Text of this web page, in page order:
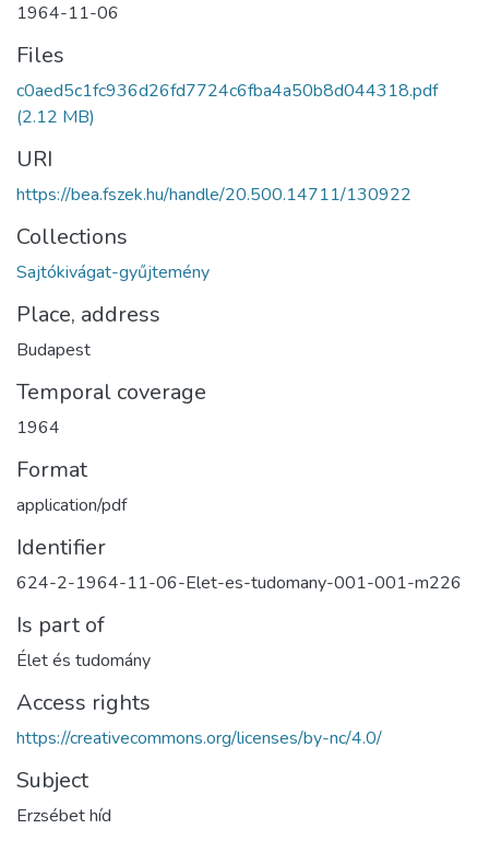
1964-11-06
Files
c0aed5c1fc936d26fd7724c6fba4a50b8d044318.pdf
(2.12 MB)
URI
https://bea.fszek.hu/handle/20.500.14711/130922
Collections
Sajtókivágat-gyűjtemény
Place, address
Budapest
Temporal coverage
1964
Format
application/pdf
Identifier
624-2-1964-11-06-Elet-es-tudomany-001-001-m226
Is part of
Élet és tudomány
Access rights
https://creativecommons.org/licenses/by-nc/4.0/
Subject
Erzsébet híd